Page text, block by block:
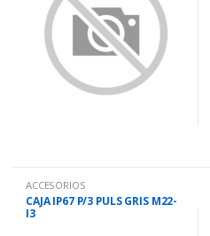
ACCESORIOS
CAJA IP67 P/3 PULS GRIS M22-
I3